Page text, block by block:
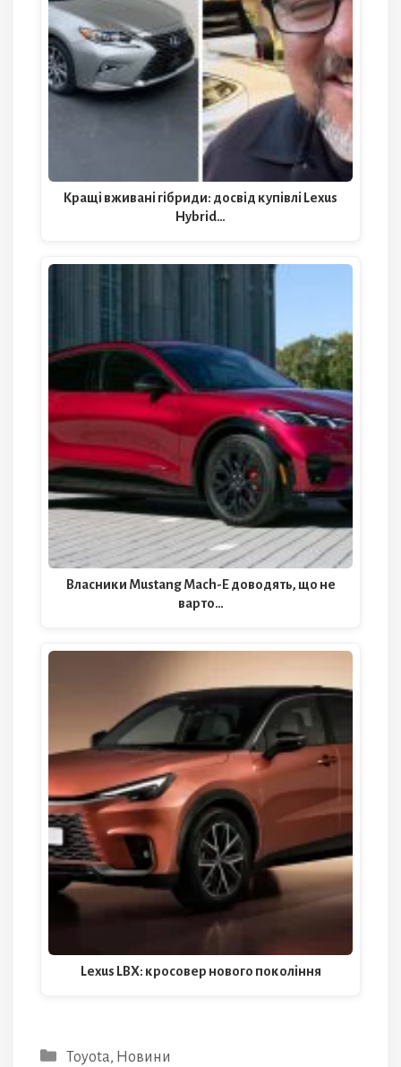
Кращі вживані гібриди: досвід купівлі Lexus
Hybrid…
Власники Mustang Mach-E доводять, що не
варто…
Lexus LBX: кросовер нового покоління
Категорії
Toyota, Новини